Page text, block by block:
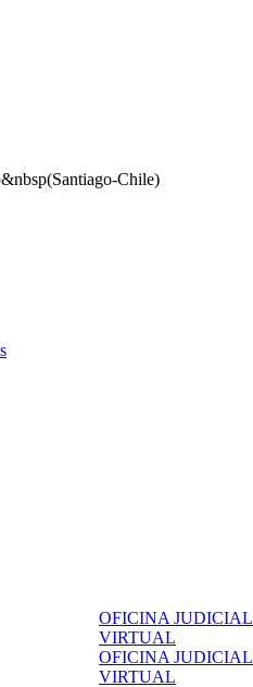
OFICINA JUDICIAL
VIRTUAL
OFICINA JUDICIAL
VIRTUAL
Chile)